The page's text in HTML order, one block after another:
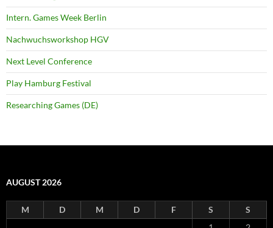
Intern. Games Week Berlin
Nachwuchsworkshop HGV
Next Level Conference
Play Hamburg Festival
Researching Games (DE)
AUGUST 2026
M D M D F S
S